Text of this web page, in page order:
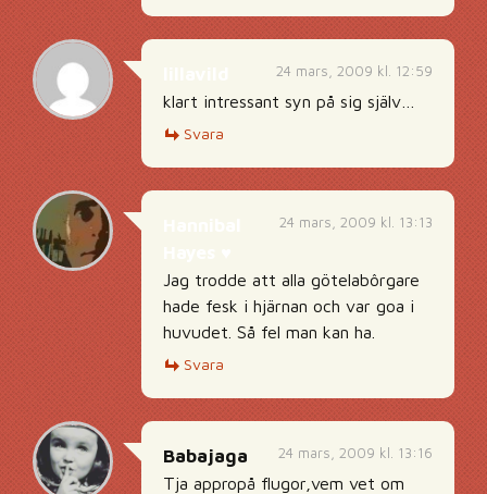
24 mars, 2009 kl. 12:59
klart intressant syn på sig själv…
Svara
24 mars, 2009 kl. 13:13
Jag trodde att alla götelabôrgare
hade fesk i hjärnan och var goa i
huvudet. Så fel man kan ha.
Svara
24 mars, 2009 kl. 13:16
Babajaga
Tja appropå flugor,vem vet om